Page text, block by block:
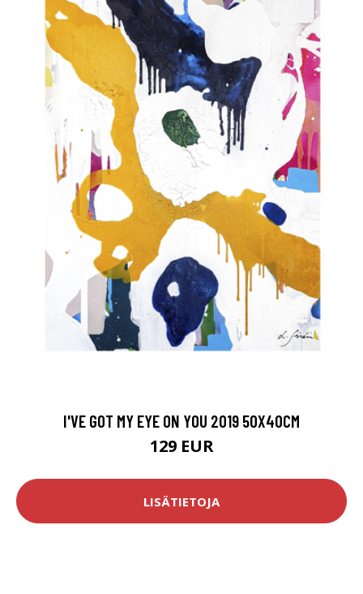
I'VE GOT MY EYE ON YOU 2019 50X40CM
129 EUR
LISÄTIETOJA